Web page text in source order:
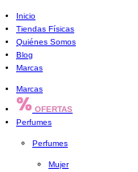
Inicio
Tiendas Físicas
Quiénes Somos
Blog
Marcas
Marcas
OFERTAS
Perfumes
Perfumes
Mujer